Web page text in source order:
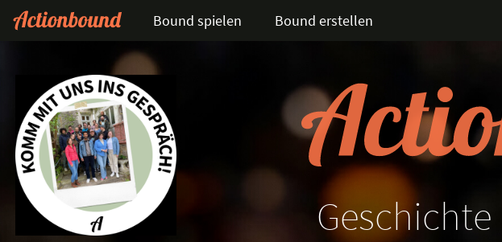
Bound spielen Bound erstellen
Geschichte